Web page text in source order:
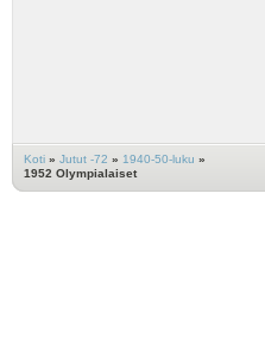
Koti » Jutut -72 » 1940-50-luku »
1952 Olympialaiset